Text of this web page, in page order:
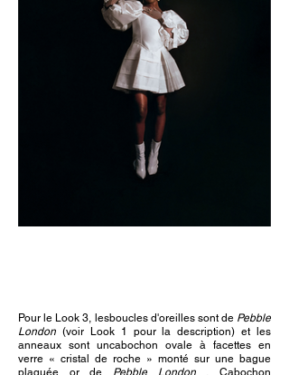
Pour le Look 3, lesboucles d'oreilles sont de Pebble
London (voir Look 1 pour la description) et les
anneaux sont uncabochon ovale à facettes en
verre « cristal de roche » monté sur une bague
plaquée or de Pebble London.
Cabochon